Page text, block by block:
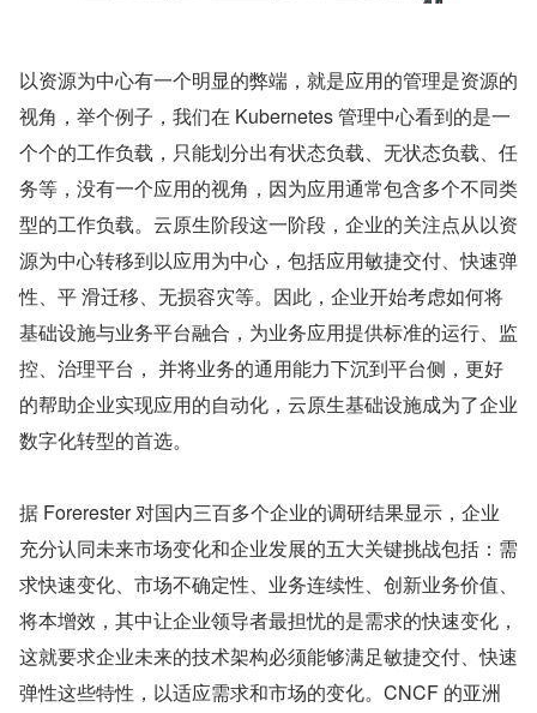
以资源为中心有一个明显的弊端，就是应用的管理是资源的
视角，举个例子，我们在 Kubernetes 管理中心看到的是一
个个的工作负载，只能划分出有状态负载、无状态负载、任
务等，没有一个应用的视角，因为应用通常包含多个不同类
型的工作负载。云原生阶段这一阶段，企业的关注点从以资
源为中心转移到以应用为中心，包括应用敏捷交付、快速弹
性、平 滑迁移、无损容灾等。因此，企业开始考虑如何将
基础设施与业务平台融合，为业务应用提供标准的运行、监
控、治理平台， 并将业务的通用能力下沉到平台侧，更好
的帮助企业实现应用的自动化，云原生基础设施成为了企业
数字化转型的首选。
据 Forerester 对国内三百多个企业的调研结果显示，企业
充分认同未来市场变化和企业发展的五大关键挑战包括：需
求快速变化、市场不确定性、业务连续性、创新业务价值、
将本增效，其中让企业领导者最担忧的是需求的快速变化，
这就要求企业未来的技术架构必须能够满足敏捷交付、快速
弹性这些特性，以适应需求和市场的变化。CNCF 的亚洲